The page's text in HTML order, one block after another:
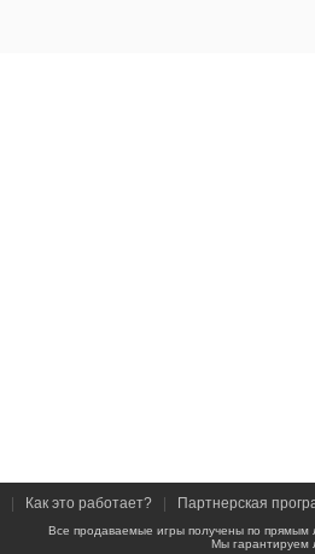
Как это работает? Партнерская
Все продаваемые игры получены по
Мы гарантируем